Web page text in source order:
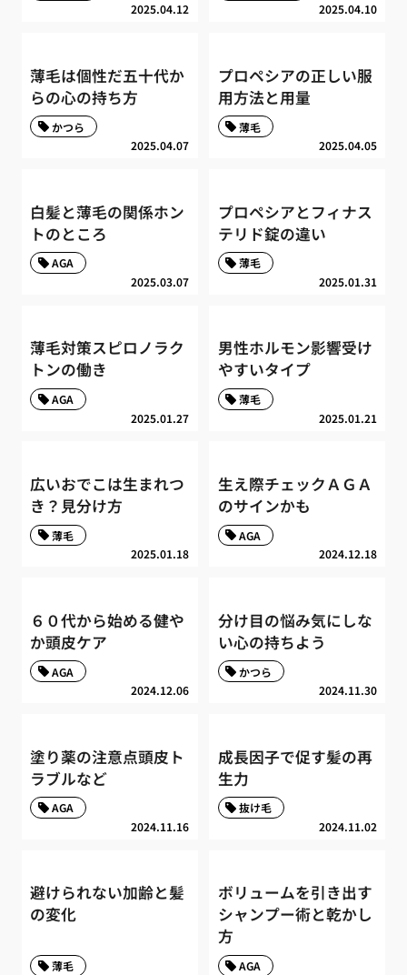
2025.04.12 2025.04.10
薄毛は個性だ五十代か
らの心の持ち方
2025.04.07
かつら
プロペシアの正しい服
用方法と用量
2025.04.05
薄毛
白髪と薄毛の関係ホン
トのところ
2025.03.07
AGA
プロペシアとフィナス
テリド錠の違い
2025.01.31
薄毛
薄毛対策スピロノラク
トンの働き
2025.01.27
AGA
男性ホルモン影響受け
やすいタイプ
2025.01.21
薄毛
広いおでこは生まれつ
き？見分け方
2025.01.18
薄毛
生え際チェックＡＧＡ
のサインかも
2024.12.18
AGA
６０代から始める健や
か頭皮ケア
2024.12.06
AGA
分け目の悩み気にしな
い心の持ちよう
2024.11.30
かつら
塗り薬の注意点頭皮ト
ラブルなど
2024.11.16
AGA
成長因子で促す髪の再
生力
2024.11.02
抜け毛
避けられない加齢と髪
の変化
薄毛
ボリュームを引き出す
シャンプー術と乾かし
方
AGA